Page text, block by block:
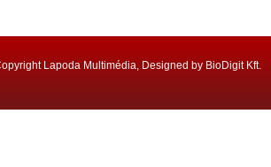
Lapoda Multimédia, Designed by BioDigit Kft.